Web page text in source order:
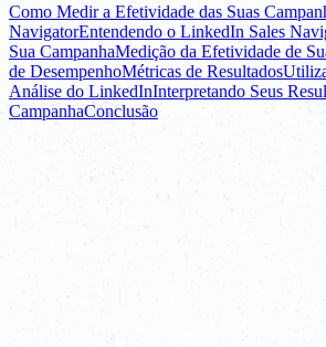
Como Medir a Efetividade das Suas
NavigatorEntendendo o LinkedIn Sales
Sua CampanhaMedição da Efetividade de
de DesempenhoMétricas de Resultados
Análise do LinkedInInterpretando Seus
CampanhaConclusão